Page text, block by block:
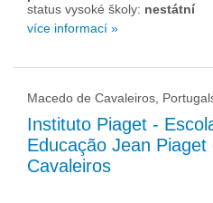
status vysoké školy: nestátní
více informací »
Macedo de Cavaleiros,
Instituto Piaget -
Educação Jean
Cavaleiros